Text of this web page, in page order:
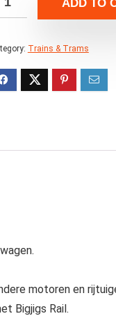
ADD TO
Trains & Trams
motoren en
Bigjigs Rail.